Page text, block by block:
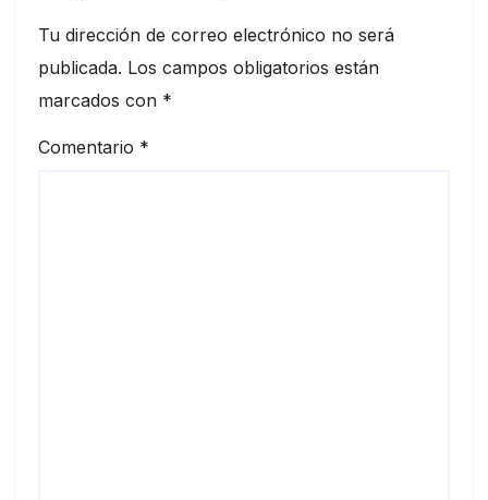
Tu dirección de correo electrónico no será
publicada. Los campos obligatorios están
marcados con *
Comentario *